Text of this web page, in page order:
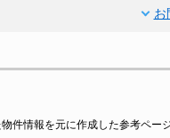
お
件情報を元に作成した参考ページ